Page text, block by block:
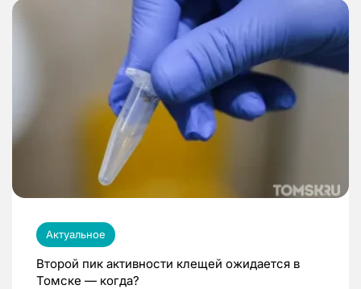
Актуальное
Второй пик активности клещей ожидается в
Томске — когда?